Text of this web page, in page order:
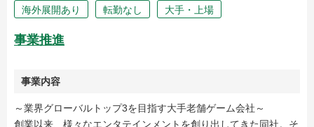
海外展開あり 転勤なし 大手・上場
事業推進
事業内容
～業界グローバルトップ3を目指す大手老舗ゲーム会社～
創業以来、様々なエンタテインメントを創り出してきた同社。そ